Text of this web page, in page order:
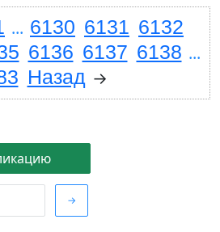
→
... 6130 6131 6132
6136 6137 6138 ...
Назад →